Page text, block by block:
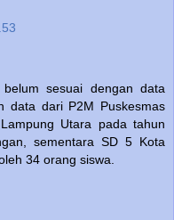
sesuai dengan data
data dari P2M Puskesmas
Utara pada tahun
sementara SD 5 Kota
34 orang siswa.